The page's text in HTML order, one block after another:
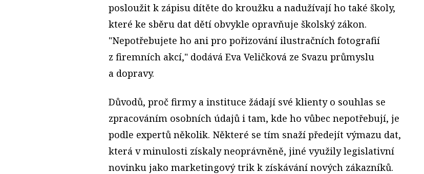
posloužit k zápisu dítěte do kroužku a nadužívají ho také školy,
které ke sběru dat dětí obvykle opravňuje školský zákon.
"Nepotřebujete ho ani pro pořizování ilustračních fotografií
z firemních akcí," dodává Eva Veličková ze Svazu průmyslu
a dopravy.
Důvodů, proč firmy a instituce žádají své klienty o souhlas se
zpracováním osobních údajů i tam, kde ho vůbec nepotřebují, je
podle expertů několik. Některé se tím snaží předejít výmazu dat,
která v minulosti získaly neoprávněně, jiné využily legislativní
novinku jako marketingový trik k získávání nových zákazníků.